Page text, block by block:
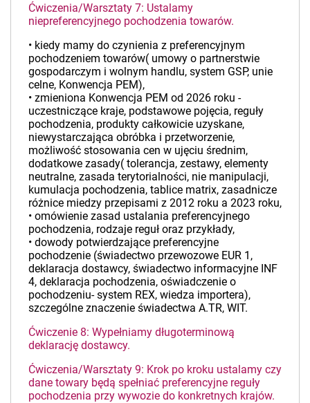
Ćwiczenia/Warsztaty 7: Ustalamy
niepreferencyjnego pochodzenia towarów.
• kiedy mamy do czynienia z preferencyjnym
pochodzeniem towarów( umowy o partnerstwie
gospodarczym i wolnym handlu, system GSP, unie
celne, Konwencja PEM),
• zmieniona Konwencja PEM od 2026 roku -
uczestniczące kraje, podstawowe pojęcia, reguły
pochodzenia, produkty całkowicie uzyskane,
niewystarczająca obróbka i przetworzenie,
możliwość stosowania cen w ujęciu średnim,
dodatkowe zasady( tolerancja, zestawy, elementy
neutralne, zasada terytorialności, nie manipulacji,
kumulacja pochodzenia, tablice matrix, zasadnicze
różnice miedzy przepisami z 2012 roku a 2023 roku,
• omówienie zasad ustalania preferencyjnego
pochodzenia, rodzaje reguł oraz przykłady,
• dowody potwierdzające preferencyjne
pochodzenie (świadectwo przewozowe EUR 1,
deklaracja dostawcy, świadectwo informacyjne INF
4, deklaracja pochodzenia, oświadczenie o
pochodzeniu- system REX, wiedza importera),
szczególne znaczenie świadectwa A.TR, WIT.
Ćwiczenie 8: Wypełniamy długoterminową
deklarację dostawcy.
Ćwiczenia/Warsztaty 9: Krok po kroku ustalamy czy
dane towary będą spełniać preferencyjne reguły
pochodzenia przy wywozie do konkretnych krajów.